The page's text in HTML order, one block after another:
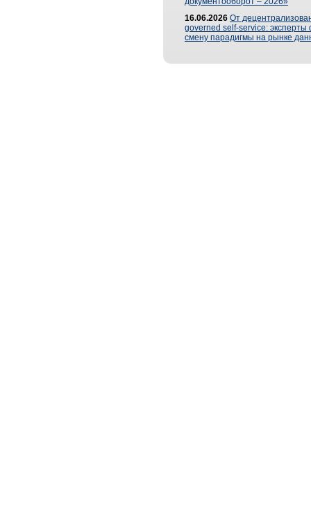
16.06.2026 От
governed self-service: эксперты
смену парадигмы на рынке